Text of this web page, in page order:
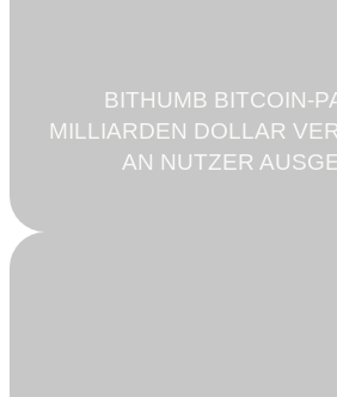
BITHUMB BITCOIN-
MILLIARDEN DOLLAR
AN NUTZER